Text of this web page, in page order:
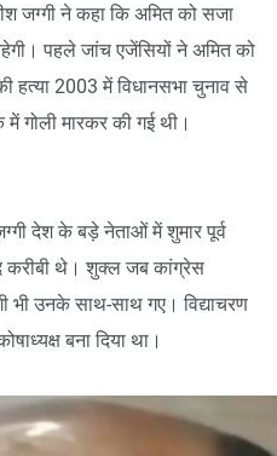
जग्गी ने कहा कि अमित को सजा
पहले जांच एजेंसियों ने अमित को
हत्या 2003 में विधानसभा चुनाव से
में गोली मारकर की गई थी।
देश के बड़े नेताओं में शुमार पूर्व
करीबी थे। शुक्ल जब कांग्रेस
भी उनके साथ-साथ गए। विद्याचरण
बना दिया था।